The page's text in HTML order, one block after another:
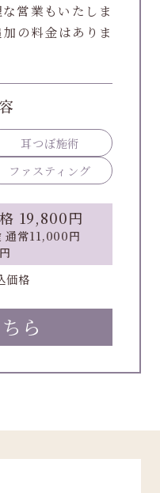
19,800円
通常11,000円
価格
営業もいたしま
の料金はありま
ら
耳つぼ施術
ファスティング